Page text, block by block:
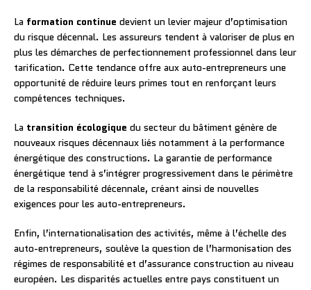
La formation continue devient un levier majeur d’optimisation
du risque décennal. Les assureurs tendent à valoriser de plus en
plus les démarches de perfectionnement professionnel dans leur
tarification. Cette tendance offre aux auto-entrepreneurs une
opportunité de réduire leurs primes tout en renforçant leurs
compétences techniques.
La transition écologique du secteur du bâtiment génère de
nouveaux risques décennaux liés notamment à la performance
énergétique des constructions. La garantie de performance
énergétique tend à s’intégrer progressivement dans le périmètre
de la responsabilité décennale, créant ainsi de nouvelles
exigences pour les auto-entrepreneurs.
Enfin, l’internationalisation des activités, même à l’échelle des
auto-entrepreneurs, soulève la question de l’harmonisation des
régimes de responsabilité et d’assurance construction au niveau
européen. Les disparités actuelles entre pays constituent un